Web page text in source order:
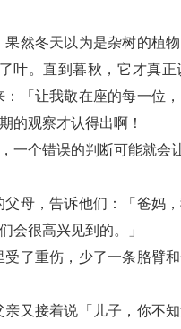
然冬天以为是杂树的植
叶。直到暮秋，它才真
「让我敬在座的每一位
的观察才认得出啊！
个错误的判断可能就会
母，告诉他们：「爸妈
会很高兴见到的。」
了重伤，少了一条胳臂
又接着说「儿子，你不